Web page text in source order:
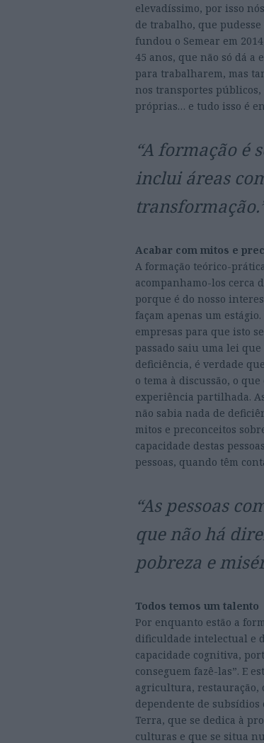
elevadíssimo, por isso
de trabalho, que pudesse
fundou o Semear em
45 anos, que não só dá a
para trabalharem, mas
nos transportes
próprias… e tudo isso é
“A formação é
inclui áreas
Acabar com mitos e
A formação teórico-
acompanhamo-los cerca
porque é do nosso
façam apenas um
empresas para que isto
passado saiu uma lei
deficiência, é verdade
o tema à discussão, o
experiência partilhada.
não sabia nada de
mitos e preconceitos
capacidade destas
pessoas, quando têm
“As pessoas
que não há
pobreza e
Todos temos um talento
Por enquanto estão a
dificuldade intelectual e
capacidade cognitiva,
conseguem fazê-las”. E
agricultura, restauração,
dependente de subsídios
Terra, que se dedica à
culturas e que se situa